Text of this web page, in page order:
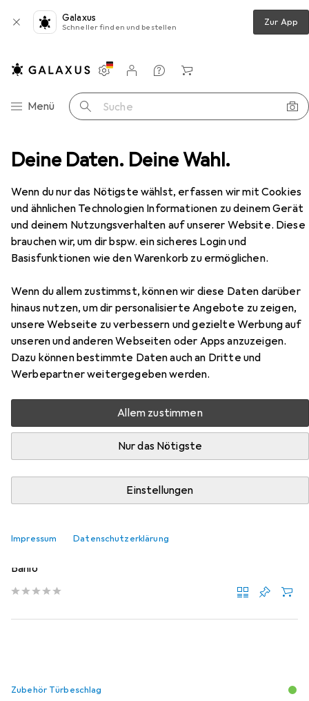
Deine Daten. Deine Wahl.
Wenn du nur das Nötigste wählst, erfassen wir mit Cookies
und ähnlichen Technologien Informationen zu deinem Gerät
und deinem Nutzungsverhalten auf unserer Website. Diese
brauchen wir, um dir bspw. ein sicheres Login und
Basisfunktionen wie den Warenkorb zu ermöglichen.
Wenn du allem zustimmst, können wir diese Daten darüber
hinaus nutzen, um dir personalisierte Angebote zu zeigen,
unsere Webseite zu verbessern und gezielte Werbung auf
unseren und anderen Webseiten oder Apps anzuzeigen.
Dazu können bestimmte Daten auch an Dritte und
Werbepartner weitergegeben werden.
Allem zustimmen
Nur das Nötigste
Einstellungen
Impressum Datenschutzerklärung
Galaxus
Schneller finden und bestellen Zur App
Navigation nach Kategorien
Menü Suche
Einstellungen
Kundenkonto
Vergleichslisten
Merklisten
Warenkorb
HAWA Schiebetürbeschläge -PORTA 40 GE
EUR
269,–
HAWASchiebetürbeschläge -PORTA
40 GE
Zubehör für HAWA
Schiebetürbeschläge -PORTA 40
GE
Hier findest du passendes Zubehör zum Produkt HAWA
Zubehör Türbeschlag.
Relevanz
Produktliste
EUR
54,85
Banio
Zubehör Türbeschlag